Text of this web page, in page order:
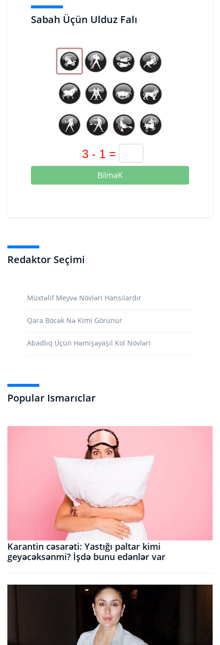
Sabah Üçün Ulduz Falı
BilməK
Redaktor Seçimi
Müxtəlif Meyvə Növləri Hansılardır
Qara Böcək Nə Kimi Görünür
Abadlıq Üçün Həmişəyaşıl Kol Növləri
Popular Ismarıclar
Karantin cəsarəti: Yastığı paltar kimi
geyəcəksənmi? İşdə bunu edənlər var